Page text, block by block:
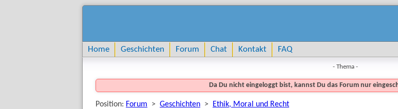
Home Geschichten Forum Chat Kontakt FAQ
- Thema -
Da Du nicht eingeloggt bist, kannst Du das Forum nur
Position: Forum > Geschichten >
Ethik, Moral und Recht